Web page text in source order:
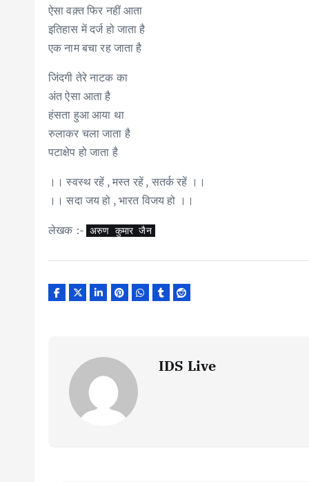
ऐसा वक़्त फिर नहीं आता
इतिहास में दर्ज हो जाता है
एक नाम बचा रह जाता है
जिंदगी तेरे नाटक का
अंत ऐसा आता है
हंसता हुआ आया था
रुलाकर चला जाता है
पटाक्षेप हो जाता है
।। स्वस्थ रहें , मस्त रहें , सतर्क रहें ।।
।। सदा जय हो , भारत विजय हो ।।
लेखक :- अरुण कुमार जैन
IDS Live